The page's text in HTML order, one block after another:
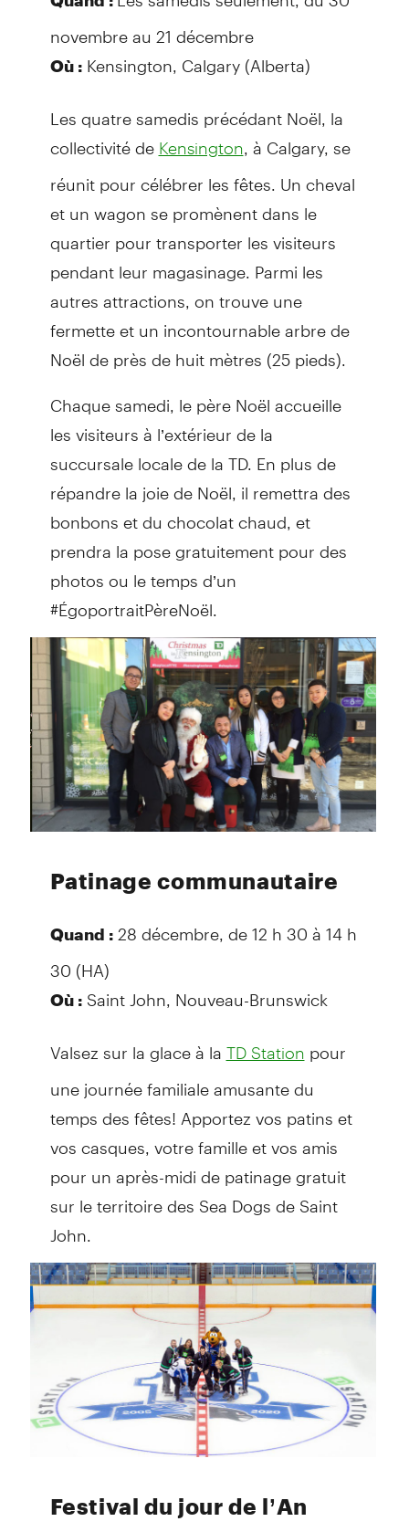
novembre au 21 décembre
Où :Kensington, Calgary (Alberta)
Les quatre samedis précédant Noël, la
collectivité de Kensington , à Calgary, se
réunit pour célébrer les fêtes. Un cheval
et un wagon se promènent dans le
quartier pour transporter les visiteurs
pendant leur magasinage. Parmi les
autres attractions, on trouve une
fermette et un incontournable arbre de
Noël de près de huit mètres (25 pieds).
Chaque samedi, le père Noël accueille
les visiteurs à l’extérieur de la
succursale locale de la TD. En plus de
répandre la joie de Noël, il remettra des
bonbons et du chocolat chaud, et
prendra la pose gratuitement pour des
photos ou le temps d’un
#ÉgoportraitPèreNoël.
Patinage communautaire
Quand :28 décembre, de 12 h 30 à 14 h
30 (HA)
Où :Saint John, Nouveau-Brunswick
Valsez sur la glace à la TD Station pour
une journée familiale amusante du
temps des fêtes! Apportez vos patins et
vos casques, votre famille et vos amis
pour un après-midi de patinage gratuit
sur le territoire des Sea Dogs de Saint
John.
Festival du jour de l’An